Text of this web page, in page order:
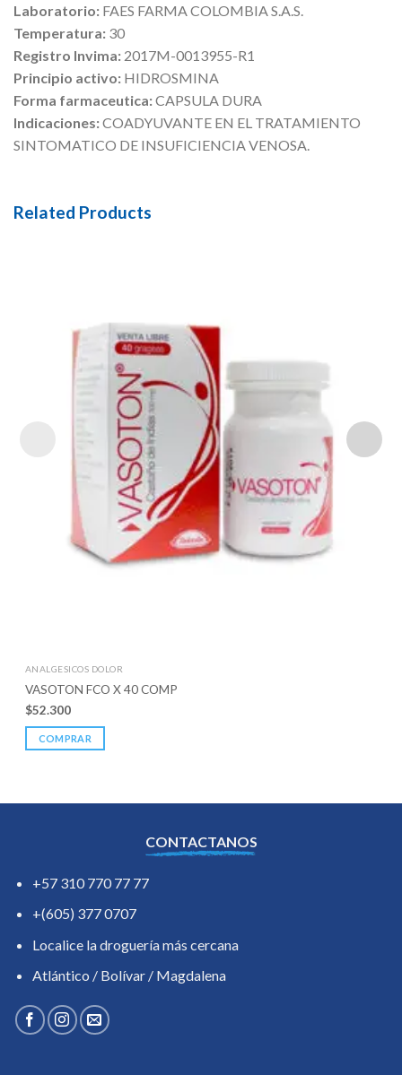
Laboratorio: FAES FARMA COLOMBIA S.A.S.
Temperatura: 30
Registro Invima: 2017M-0013955-R1
Principio activo: HIDROSMINA
Forma farmaceutica:CAPSULA DURA
Indicaciones:COADYUVANTE EN EL TRATAMIENTO
SINTOMATICO DE INSUFICIENCIA VENOSA.
Related Products
ANALGESICOS DOLOR
VASOTON FCO X 40 COMP
$52.300
COMPRAR
CONTACTANOS
+57 310 770 77 77
+(605) 377 0707
Localice la droguería más cercana
Atlántico / Bolívar / Magdalena